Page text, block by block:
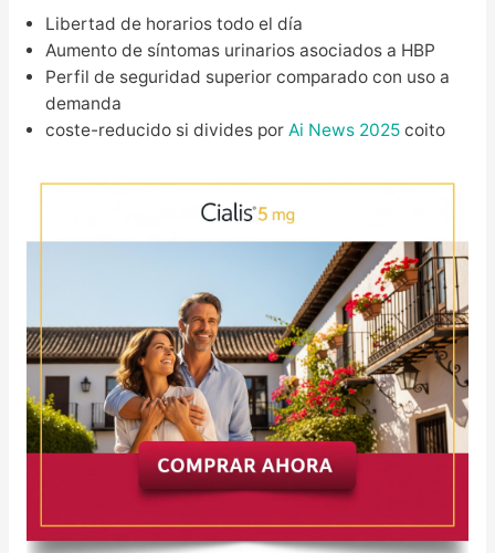
Libertad de horarios todo el día
Aumento de síntomas urinarios asociados a HBP
Perfil de seguridad superior comparado con uso a
demanda
coste-reducido si divides por Ai News 2025coito